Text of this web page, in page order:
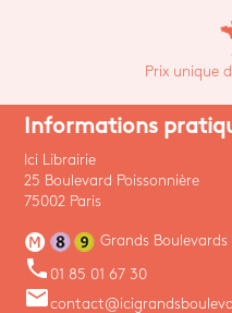
Prix unique
Informations
Ici Librairie
25 Boulevard Poissonnière
75002 Paris
Grands Boulevards
phone 01 85 01 67 30
email